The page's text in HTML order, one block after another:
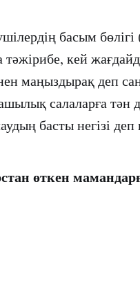
басым
кей
маңыздырақ деп
салаларға тән
басты негізі деп
өткен